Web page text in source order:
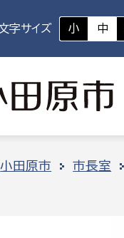
きに
字サイズ 小 中
小田原市 市長室